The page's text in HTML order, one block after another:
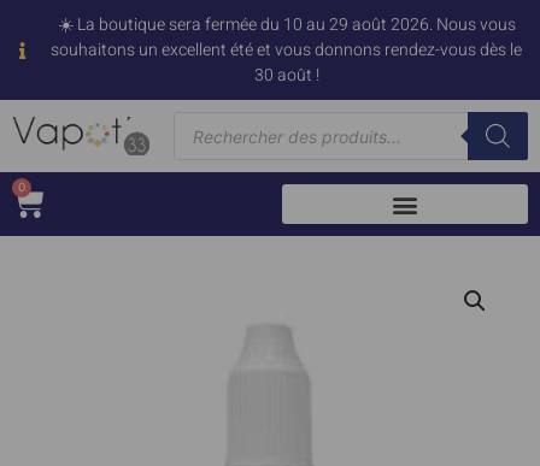
☀️ La boutique sera fermée du 10 au 29 août 2026. Nous vous
souhaitons un excellent été et vous donnons rendez-vous dès le
30 août !
0